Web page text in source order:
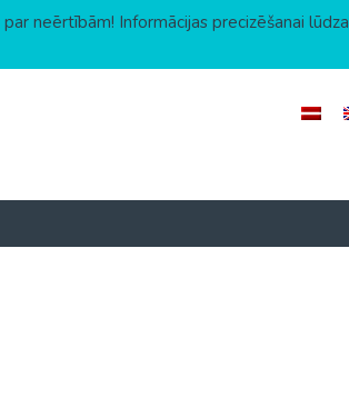
neērtībām! Informācijas precizēšanai